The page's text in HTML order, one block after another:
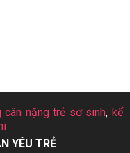
cân nặng trẻ sơ sinh,kể
YÊU TRẺ